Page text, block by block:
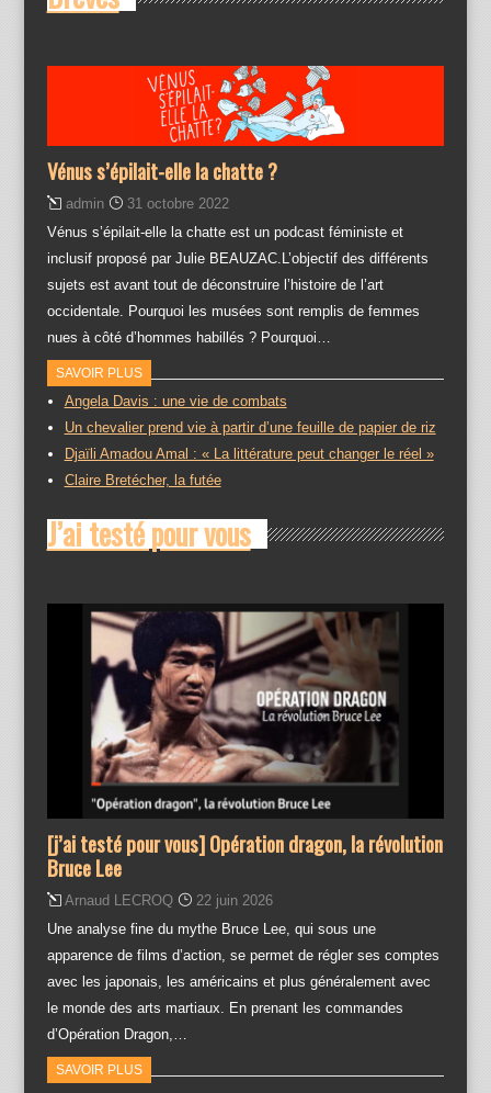
Vénus s’épilait-elle la chatte ?
admin
31 octobre 2022
Vénus s’épilait-elle la chatte est un podcast féministe et
inclusif proposé par Julie BEAUZAC.L’objectif des différents
sujets est avant tout de déconstruire l’histoire de l’art
occidentale. Pourquoi les musées sont remplis de femmes
nues à côté d’hommes habillés ? Pourquoi…
SAVOIR PLUS
Angela Davis : une vie de combats
Un chevalier prend vie à partir d’une feuille de papier de riz
Djaïli Amadou Amal : « La littérature peut changer le réel »
Claire Bretécher, la futée
J’ai testé pour vous
[j’ai testé pour vous] Opération dragon, la révolution
Bruce Lee
Arnaud LECROQ
22 juin 2026
Une analyse fine du mythe Bruce Lee, qui sous une
apparence de films d’action, se permet de régler ses comptes
avec les japonais, les américains et plus généralement avec
le monde des arts martiaux. En prenant les commandes
d’Opération Dragon,…
SAVOIR PLUS